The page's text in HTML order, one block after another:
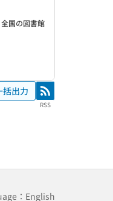
全国の図書館
括出力 RSS
RSS
：English